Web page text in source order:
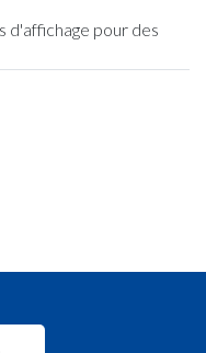
d'affichage pour des